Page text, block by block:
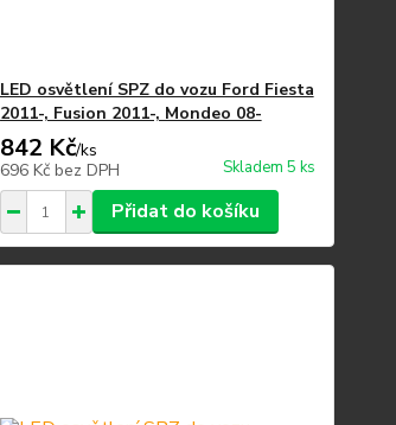
LED osvětlení SPZ do vozu Ford Fiesta
2011-, Fusion 2011-, Mondeo 08-
842 Kč/ks
696 Kč bez DPH Skladem 5 ks
Přidat do košíku